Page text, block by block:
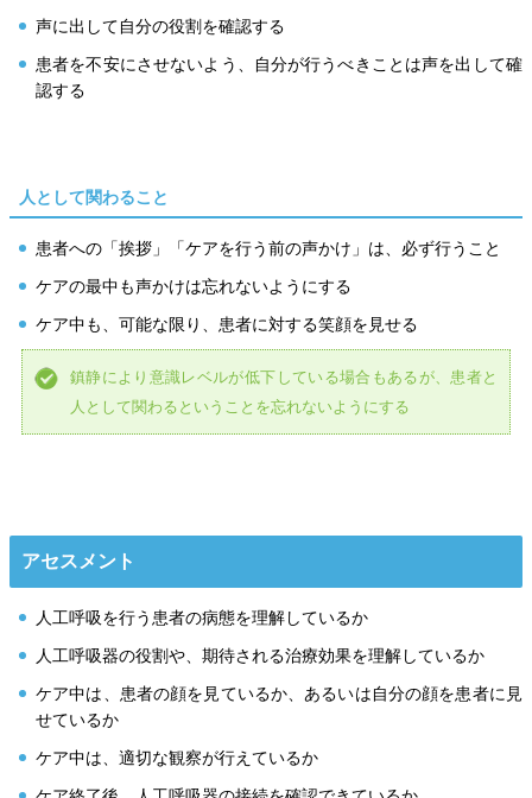
声に出して自分の役割を確認する
患者を不安にさせないよう、自分が行うべきことは声を出して確
認する
人として関わること
患者への「挨拶」「ケアを行う前の声かけ」は、必ず行うこと
ケアの最中も声かけは忘れないようにする
ケア中も、可能な限り、患者に対する笑顔を見せる
鎮静により意識レベルが低下している場合もあるが、患者と
人として関わるということを忘れないようにする
アセスメント
人工呼吸を行う患者の病態を理解しているか
人工呼吸器の役割や、期待される治療効果を理解しているか
ケア中は、患者の顔を見ているか、あるいは自分の顔を患者に見
せているか
ケア中は、適切な観察が行えているか